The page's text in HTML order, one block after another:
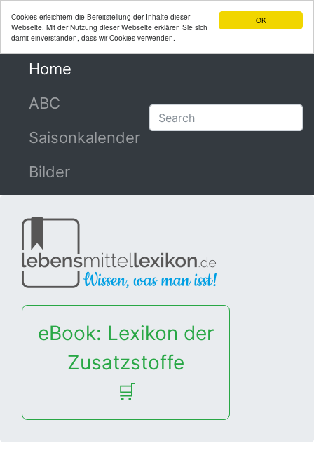
OK
Cookies erleichtern die Bereitstellung der Inhalte dieser
Webseite. Mit der Nutzung dieser Webseite erklären Sie sich
damit einverstanden, dass wir Cookies verwenden.
Home
ABC
Saisonkalender
Bilder
eBook: Lexikon der
Zusatzstoffe
🛒